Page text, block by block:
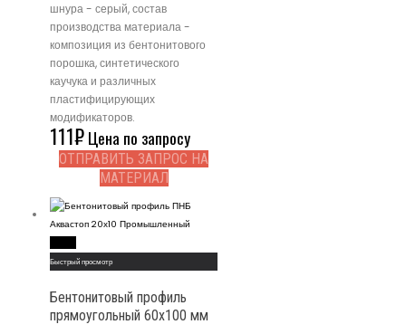
шнура - серый, состав
производства материала -
композиция из бентонитового
порошка, синтетического
каучука и различных
пластифицирующих
модификаторов.
111₽Цена по запросу
ОТПРАВИТЬ ЗАПРОС НА
МАТЕРИАЛ
Быстрый просмотр
Бентонитовый профиль
прямоугольный 60х100 мм